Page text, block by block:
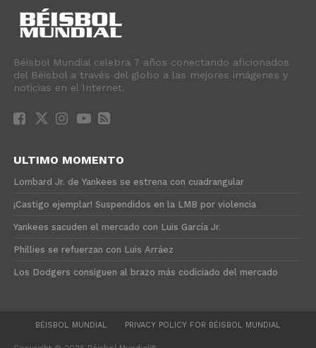
Béisbol Mundial celebra 7 años conectando aficionados
del Béisbol a través del globo a las mejores imágenes y
noticias en el Internet.
ULTIMO MOMENTO
Lombard Jr. de Yankees se estrena con cuadrangular
¡Castigo ejemplar! Suspendidos en la LMB por violencia
Yankees sacuden el mercado con Luis García Jr.
Phillies se refuerzan con Luis Arráez
Los Dodgers consiguen al brazo más codiciado del mercado
BÉISBOL MUNDIAL PRIVACY POLICY FOR BÉISBOL MUNDIAL